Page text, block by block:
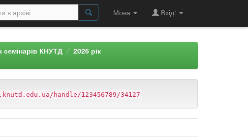
Мова Вхід:
семінарів КНУТД
2026 рік
handle/123456789/34127